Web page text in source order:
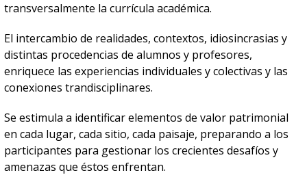
transversalmente la currícula académica.
El intercambio de realidades, contextos, idiosincrasias y
distintas procedencias de alumnos y profesores,
enriquece las experiencias individuales y colectivas y las
conexiones trandisciplinares.
Se estimula a identificar elementos de valor patrimonial
en cada lugar, cada sitio, cada paisaje, preparando a los
participantes para gestionar los crecientes desafíos y
amenazas que éstos enfrentan.